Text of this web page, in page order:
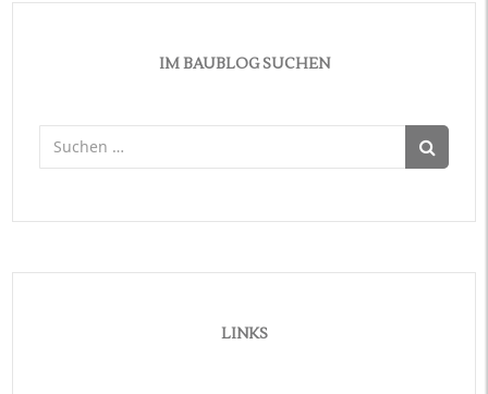
IM BAUBLOG SUCHEN
Suchen
nach:
LINKS